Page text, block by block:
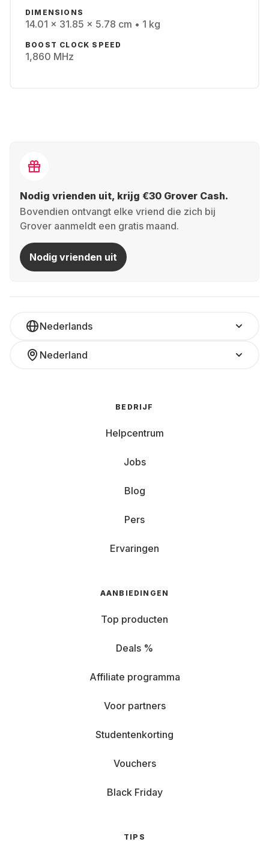
DIMENSIONS
14.01 x 31.85 x 5.78 cm • 1 kg
BOOST CLOCK SPEED
1,860 MHz
Nodig vrienden uit, krijg €30 Grover Cash.
Bovendien ontvangt elke vriend die zich bij
Grover aanmeldt een gratis maand.
Nodig vrienden uit
Nederlands
Nederland
BEDRIJF
Helpcentrum
Jobs
Blog
Pers
Ervaringen
AANBIEDINGEN
Top producten
Deals %
Affiliate programma
Voor partners
Studentenkorting
Vouchers
Black Friday
TIPS